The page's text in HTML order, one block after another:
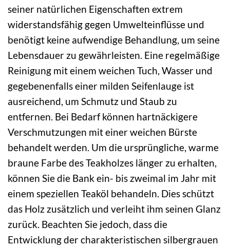
seiner natürlichen Eigenschaften extrem
widerstandsfähig gegen Umwelteinflüsse und
benötigt keine aufwendige Behandlung, um seine
Lebensdauer zu gewährleisten. Eine regelmäßige
Reinigung mit einem weichen Tuch, Wasser und
gegebenenfalls einer milden Seifenlauge ist
ausreichend, um Schmutz und Staub zu
entfernen. Bei Bedarf können hartnäckigere
Verschmutzungen mit einer weichen Bürste
behandelt werden. Um die ursprüngliche, warme
braune Farbe des Teakholzes länger zu erhalten,
können Sie die Bank ein- bis zweimal im Jahr mit
einem speziellen Teaköl behandeln. Dies schützt
das Holz zusätzlich und verleiht ihm seinen Glanz
zurück. Beachten Sie jedoch, dass die
Entwicklung der charakteristischen silbergrauen